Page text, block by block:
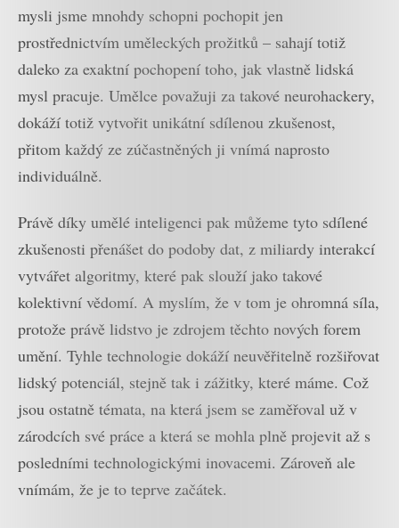
mysli jsme mnohdy schopni pochopit jen
prostřednictvím uměleckých prožitků – sahají totiž
daleko za exaktní pochopení toho, jak vlastně lidská
mysl pracuje. Umělce považuji za takové neurohackery,
dokáží totiž vytvořit unikátní sdílenou zkušenost,
přitom každý ze zúčastněných ji vnímá naprosto
individuálně.
Právě díky umělé inteligenci pak můžeme tyto sdílené
zkušenosti přenášet do podoby dat, z miliardy interakcí
vytvářet algoritmy, které pak slouží jako takové
kolektivní vědomí. A myslím, že v tom je ohromná síla,
protože právě lidstvo je zdrojem těchto nových forem
umění. Tyhle technologie dokáží neuvěřitelně rozšiřovat
lidský potenciál, stejně tak i zážitky, které máme. Což
jsou ostatně témata, na která jsem se zaměřoval už v
zárodcích své práce a která se mohla plně projevit až s
posledními technologickými inovacemi. Zároveň ale
vnímám, že je to teprve začátek.